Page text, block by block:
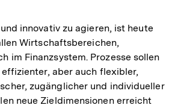
innovativ zu agieren, ist heute
Wirtschaftsbereichen,
im Finanzsystem. Prozesse sollen
aber auch flexibler,
zugänglicher und individueller
neue Zieldimensionen erreicht